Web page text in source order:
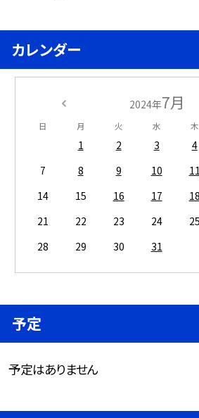
カレンダー
2024年7月
日 月 火 水 木
1 2 3 4
7
8 9 10 11
14
15 16 17 18
21
22 23 24 25
28
29 30 31
予定
予定はありません